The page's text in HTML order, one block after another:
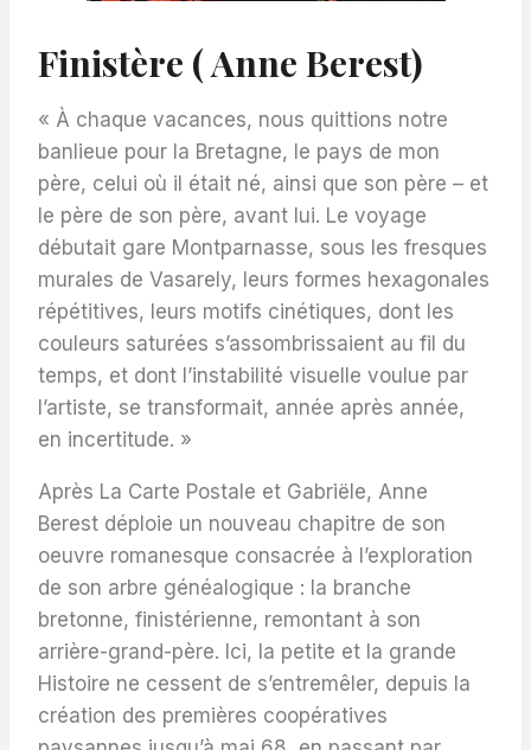
Finistère ( Anne Berest)
« À chaque vacances, nous quittions notre
banlieue pour la Bretagne, le pays de mon
père, celui où il était né, ainsi que son père – et
le père de son père, avant lui. Le voyage
débutait gare Montparnasse, sous les fresques
murales de Vasarely, leurs formes hexagonales
répétitives, leurs motifs cinétiques, dont les
couleurs saturées s’assombrissaient au fil du
temps, et dont l’instabilité visuelle voulue par
l’artiste, se transformait, année après année,
en incertitude. »
Après La Carte Postale et Gabriële, Anne
Berest déploie un nouveau chapitre de son
oeuvre romanesque consacrée à l’exploration
de son arbre généalogique : la branche
bretonne, finistérienne, remontant à son
arrière-grand-père. Ici, la petite et la grande
Histoire ne cessent de s’entremêler, depuis la
création des premières coopératives